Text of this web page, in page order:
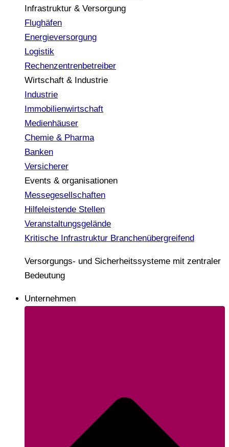
Infrastruktur & Versorgung
Flughäfen
Energieversorgung
Logistik
Rechenzentrenbetreiber
Wirtschaft & Industrie
Industrie
Immobilienwirtschaft
Medienhäuser
Chemie & Pharma
Banken
Versicherer
Events & organisationen
Messegesellschaften
Hilfeleistende Stellen
Veranstaltungsgelände
Kritische Infrastruktur Branchenübergreifend
Versorgungs- und Sicherheitssysteme mit zentraler
Bedeutung
Unternehmen